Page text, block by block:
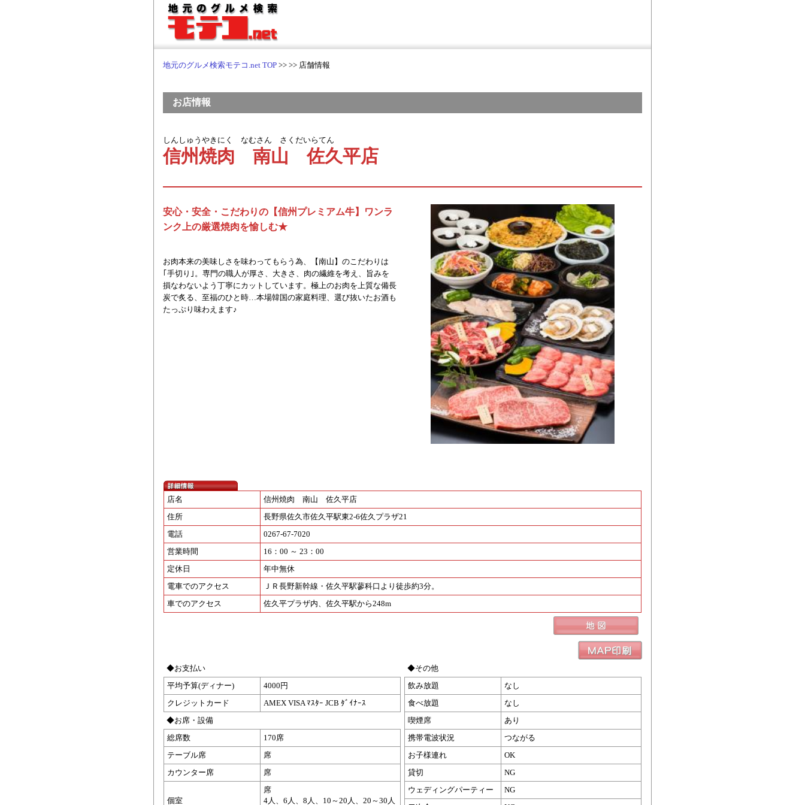
地元のグルメ検索モテコ.net TOP >> >> 店舗情報
お店情報
しんしゅうやきにく なむさん さくだいらてん
信州焼肉 南山 佐久平店
安心・安全・こだわりの【信州プレミアム牛】ワンラ
ンク上の厳選焼肉を愉しむ★
お肉本来の美味しさを味わってもらう為、【南山】のこだわりは
｢手切り｣。専門の職人が厚さ、大きさ、肉の繊維を考え、旨みを
損なわないよう丁寧にカットしています。極上のお肉を上質な備長
炭で炙る、至福のひと時…本場韓国の家庭料理、選び抜いたお酒も
たっぷり味わえます♪
店名
信州焼肉 南山 佐久平店
住所
長野県佐久市佐久平駅東2-6佐久プラザ21
電話
0267-67-7020
営業時間
16：00 ～ 23：00
定休日
年中無休
電車でのアクセス
ＪＲ長野新幹線・佐久平駅蓼科口より徒歩約3分。
車でのアクセス
佐久平プラザ内、佐久平駅から248m
◆お支払い
平均予算(ディナー)
4000円
クレジットカード
AMEX VISA ﾏｽﾀｰ JCB ﾀﾞｲﾅｰｽ
◆お席・設備
総席数
170席
テーブル席
席
カウンター席
席
個室
席
4人、6人、8人、10～20人、20～30人
◆その他
飲み放題
なし
食べ放題
なし
喫煙席
あり
携帯電波状況
つながる
お子様連れ
OK
貸切
NG
ウェディングパーティー
NG